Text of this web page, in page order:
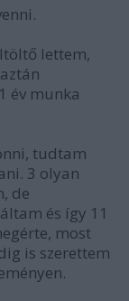
lettem,
év munka
tudtam
3 olyan
de
és így 11
most
is szerettem